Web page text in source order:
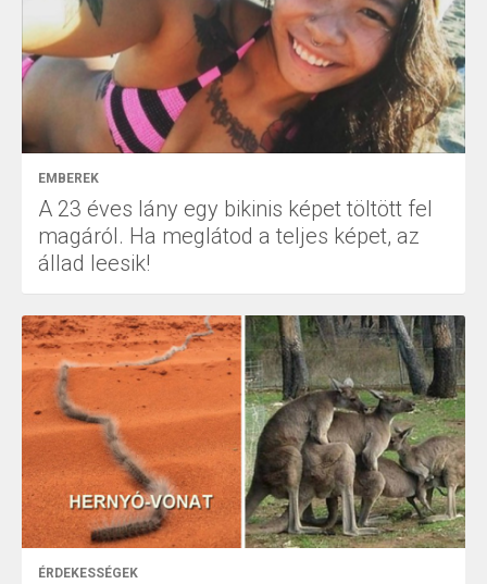
EMBEREK
A 23 éves lány egy bikinis képet töltött fel
magáról. Ha meglátod a teljes képet, az
állad leesik!
ÉRDEKESSÉGEK